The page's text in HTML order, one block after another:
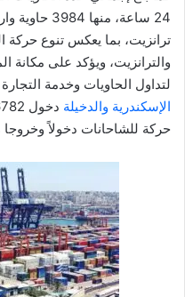
ترانزيت، بما يعكس تنوع حركة
والترانزيت، ويؤكد على مكانة
لتداول الحاويات وخدمة
الإسكندرية والدخيلة
حركة للشاحانات دخولاً وخروجا